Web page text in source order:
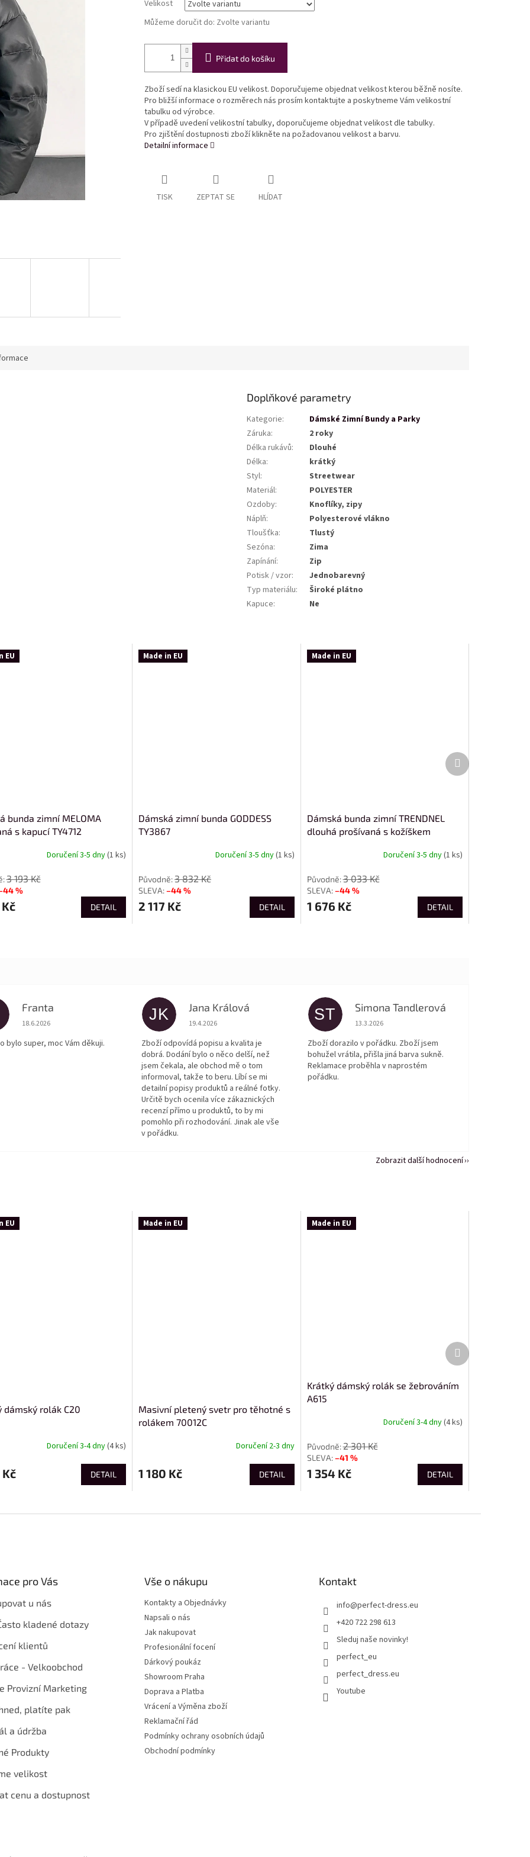
Velikost
Můžeme doručit do: Zvolte variantu
Přidat do košíku
Zboží sedí na klasickou EU velikost. Doporučujeme objednat velikost kterou běžně nosíte.
Pro bližší informace o rozměrech nás prosím kontaktujte a poskytneme Vám velikostní
tabulku od výrobce.
V případě uvedení velikostní tabulky, doporučujeme objednat velikost dle tabulky.
Pro zjištění dostupnosti zboží klikněte na požadovanou velikost a barvu.
Detailní informace
TISK ZEPTAT SE HLÍDAT
EU
dámský rolák C20
Doručení 3-4 dny(4 ks)
DETAIL
Made in EU
Masivní pletený svetr pro těhotné s
rolákem 70012C
Doručení 2-3 dny
1 180 Kč DETAIL
Made in EU
Krátký dámský rolák se žebrováním
A615
Doručení 3-4 dny(4 ks)
2 301 Kč
–41 %
1 354 Kč DETAIL
Další
produkt
Doplňkové parametry
Kategorie:
Dámské Zimní Bundy a Parky
Záruka:
2 roky
Délka rukávů:
Dlouhé
Délka:
krátký
Styl:
Streetwear
Materiál:
POLYESTER
Ozdoby:
Knoflíky, zipy
Náplň:
Polyesterové vlákno
Tloušťka:
Tlustý
Sezóna:
Zima
Zapínání:
Zip
Potisk / vzor:
Jednobarevný
Typ materiálu:
Široké plátno
Kapuce: Ne
EU
bunda zimní MELOMA
s kapucí TY4712
Doručení 3-5 dny(1 ks)
3 193 Kč
%
DETAIL
Made in EU
Dámská zimní bunda GODDESS
TY3867
Doručení 3-5 dny(1 ks)
3 832 Kč
–44 %
2 117 Kč DETAIL
Made in EU
Dámská bunda zimní TRENDNEL
dlouhá prošívaná s kožíškem
Doručení 3-5 dny(1 ks)
3 033 Kč
–44 %
1 676 Kč DETAIL
Další
produkt
Franta
Hodnocení obchodu je 5 z 5 hvězdiček.
18.6.2026
bylo super, moc Vám děkuji.
JK Jana Králová
Hodnocení obchodu je 5 z 5 hvězdiček.
19.4.2026
Zboží odpovídá popisu a kvalita je
dobrá. Dodání bylo o něco delší, než
jsem čekala, ale obchod mě o tom
informoval, takže to beru. Líbí se mi
detailní popisy produktů a reálné fotky.
Určitě bych ocenila více zákaznických
recenzí přímo u produktů, to by mi
pomohlo při rozhodování. Jinak ale vše
v pořádku.
ST Simona Tandlerová
Hodnocení obchodu je 5 z 5 hvězdiček.
13.3.2026
Zboží dorazilo v pořádku. Zboží jsem
bohužel vrátila, přišla jiná barva sukně.
Reklamace proběhla v naprostém
pořádku.
Zobrazit další hodnocení
pro Vás
u nás
kladené dotazy
klientů
- Velkoobchod
Provizní Marketing
platíte pak
a údržba
Produkty
velikost
cenu a dostupnost
Vše o nákupu
Kontakty a Objednávky
Napsali o nás
Jak nakupovat
Profesionální focení
Dárkový poukáz
Showroom Praha
Doprava a Platba
Vrácení a Výměna zboží
Reklamační řád
Podmínky ochrany osobních údajů
Obchodní podmínky
Kontakt
info@perfect-dress.eu
+420 722 298 613
Sleduj naše novinky!
perfect_eu
perfect_dress.eu
Youtube